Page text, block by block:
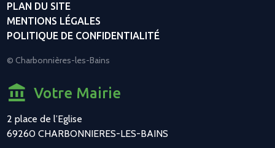
PLAN DU SITE
MENTIONS LÉGALES
POLITIQUE DE CONFIDENTIALITÉ
© Charbonnières-les-Bains
Votre Mairie
2 place de l’Eglise
69260 CHARBONNIERES-LES-BAINS